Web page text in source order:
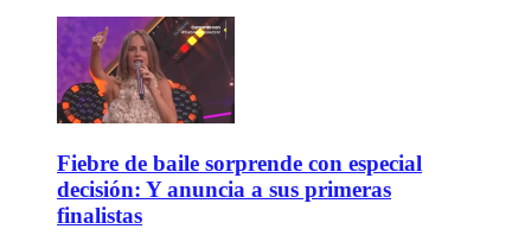
Fiebre de baile sorprende con especial
decisión: Y anuncia a sus primeras
finalistas